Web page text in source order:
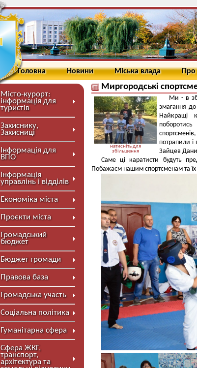
Головна Новини Міська влада Про
Місто-курорт:
інформація для
туристів
Захиснику,
Захисниці
Інформація для
ВПО
Інформація
управлінь і відділів
Економіка міста
Проєкти міста
Громадський
бюджет
Бюджет громади
Правова база
Громадська участь
Соціальна політика
Гуманітарна сфера
Сфера ЖКГ,
транспорт,
архітектура та
Миргородські
натисніть для
збільшення
Ми - в
змагання до
Найкращі
потрапили і
Зайцев
Саме ці каратисти будуть
Побажаєм нашим спортсменам та їх